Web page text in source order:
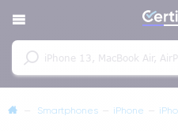
— Smartphones — iPhone —